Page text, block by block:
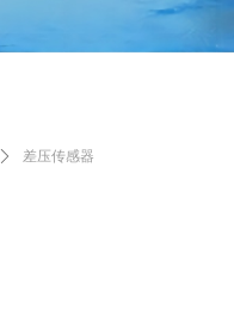
ꄲ 差压传感器